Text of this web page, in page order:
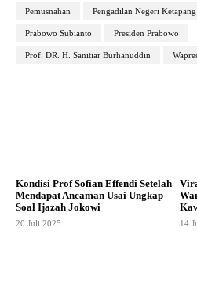
Pemusnahan Pengadilan Negeri Ketapang
Prabowo Subianto Presiden Prabowo
Prof. DR. H. Sanitiar Burhanuddin
Kondisi Prof Sofian Effendi Setelah
Mendapat Ancaman Usai Ungkap
Soal Ijazah Jokowi
20 Juli 2025 14